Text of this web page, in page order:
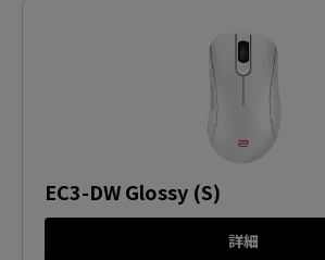
EC3-DW Glossy (S)
詳細